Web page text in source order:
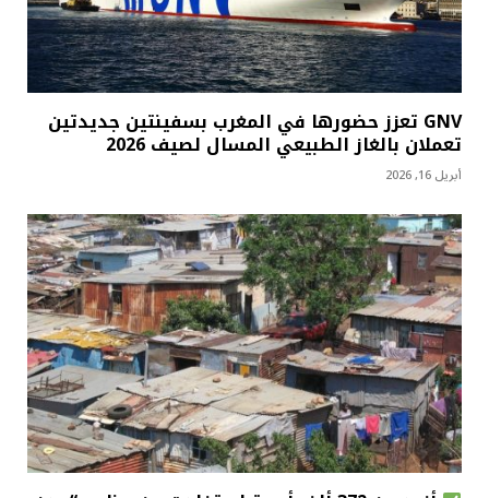
GNV تعزز حضورها في المغرب بسفينتين جديدتين
تعملان بالغاز الطبيعي المسال لصيف 2026
أبريل 16, 2026